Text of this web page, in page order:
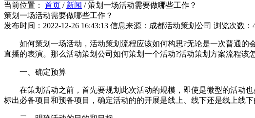
当前位置： 首页 / 新闻 /策划一场活动需要做哪些工作？
策划一场活动需要做哪些工作？
发布时间：2022-12-26 16:43:13 信息来源：成都活动策划公司 浏览次数：
如何策划一场活动，活动策划流程应该如何构思?无论是一次普通的
直播的表演。那么活动策划公司如何策划一个活动?活动策划方案流程该
一、确定预算
在策划活动之前，首先要规划此次活动的规模，即使是微型的活动也
标出必备项目和预备项目，确定活动的的开展是线上、线下还是线上线下